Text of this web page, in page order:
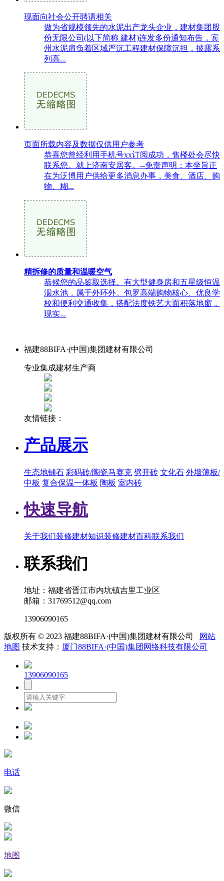
现面向社会公开聘请相关
做为省规模领先的水泥出产龙头企业，建材集团股
份无限公司(以下简称 建材)连发多份通知布告，宾
州水泥肩负着区域严沉工程建材保障沉担，披露系
列高...
页面所载内容及数据仅供用户参考
恭喜您曾经利用手机号xx订阅成功，售楼处会尽快
联系您。就上济南安居客。--免责声明：本坐旨正
在为泛博用户供给更多消息办事，美食、酒店、购
物、糊...
精拆修的质量和温暖空气
恭候您的品鉴取选择。有大型健身房和五星级恒温
泅水池，属于外环外。包罗高端购物核心、优良学
校和便利交通收集，搭配法度铁艺大面积落地窗，
现实...
福建88BIFA·(中国)集团建材有限公司
专业集成建材生产商
友情链接：
产品展示
生态地铺石 彩码砖/陶瓷马赛克 劈开砖 文化石 外墙薄板/
中板 复合保温一体板 陶板 室内砖
快速导航
关于我们装修建材知识装修建材百科联系我们
联系我们
地址：福建省晋江市内坑镇吉里工业区
邮箱：31769512@qq.com
13906090165
版权所有 © 2023 福建88BIFA·(中国)集团建材有限公司
网站
地图 技术支持： 厦门88BIFA·(中国)集团网络科技有限公司
13906090165
电话
微信
地图